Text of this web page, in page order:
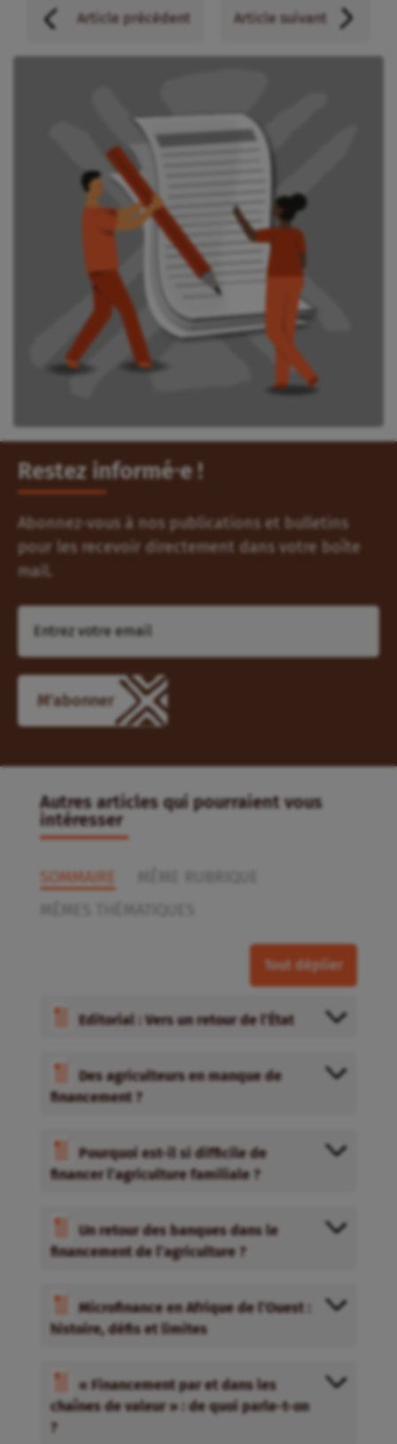
Article précédent Article suivant
Restez informé⸱e !
Abonnez-vous à nos publications et bulletins
pour les recevoir directement dans votre boîte
mail.
M'abonner
Autres articles qui pourraient vous
intéresser
SOMMAIRE
Tout déplier
Editorial : Vers un retour de l’État
Des agriculteurs en manque de
financement ?
Pourquoi est-il si difficile de
financer l’agriculture familiale ?
Un retour des banques dans le
financement de l’agriculture ?
Microfinance en Afrique de l’Ouest :
histoire, défis et limites
« Financement par et dans les
chaînes de valeur » : de quoi parle-t-on
?